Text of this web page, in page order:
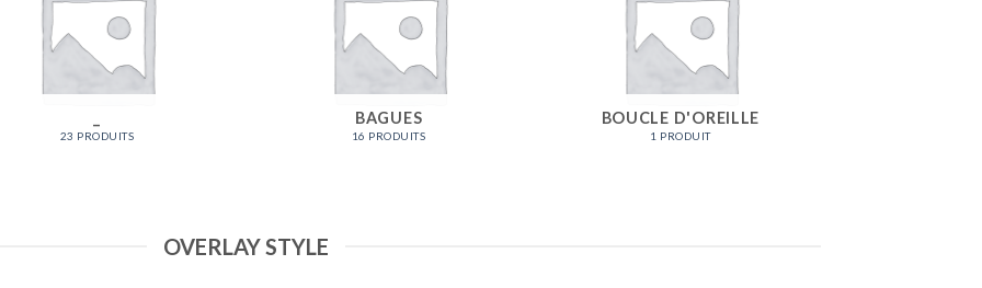
23 PRODUITS
BAGUES
16 PRODUITS
BOUCLE D'OREILLE
1 PRODUIT
OVERLAY STYLE